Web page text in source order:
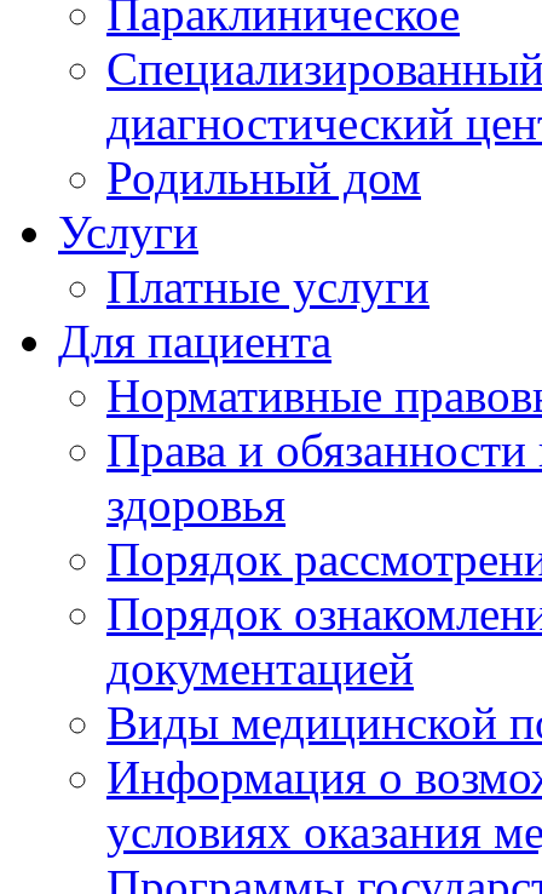
Параклиническое
диагностический
Родильный дом
Услуги
Платные услуги
Для пациента
Нормативные
Права и
здоровья
Порядок
Порядок
документацией
Виды медицинской
Информация о
условиях оказания